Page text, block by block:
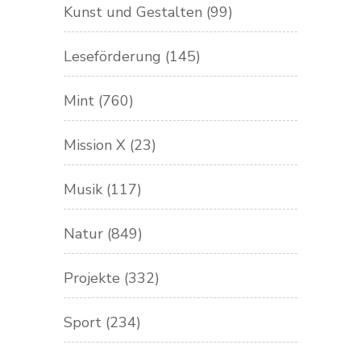
Kunst und Gestalten (99)
Leseförderung (145)
Mint (760)
Mission X (23)
Musik (117)
Natur (849)
Projekte (332)
Sport (234)